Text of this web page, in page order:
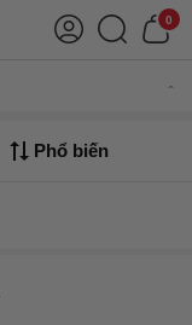
0
Phổ biến